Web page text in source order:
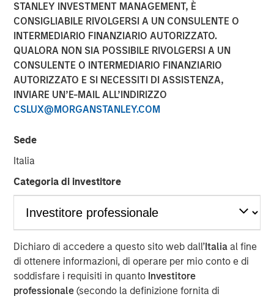
STANLEY INVESTMENT MANAGEMENT, È
CONSIGLIABILE RIVOLGERSI A UN CONSULENTE O
INTERMEDIARIO FINANZIARIO AUTORIZZATO.
QUALORA NON SIA POSSIBILE RIVOLGERSI A UN
CONSULENTE O INTERMEDIARIO FINANZIARIO
AUTORIZZATO E SI NECESSITI DI ASSISTENZA,
INVIARE UN’E-MAIL ALL’INDIRIZZO
CSLUX@MORGANSTANLEY.COM
Sede
Italia
Categoria di investitore
Dichiaro di accedere a questo sito web dall’Italia al fine
di ottenere informazioni, di operare per mio conto e di
soddisfare i requisiti in quanto Investitore
professionale(secondo la definizione fornita di
Tariff Uncertainty Powers
a Strong Quarter for
Emerging Markets
08 AGOSTO 2025
Key Points
Emerging Market (EM) debt markets had strong
performance in the second quarter, as the
weakening U.S. dollar boosted currencies,
while sovereign credit tightened and EM rates
outperformed global rates.